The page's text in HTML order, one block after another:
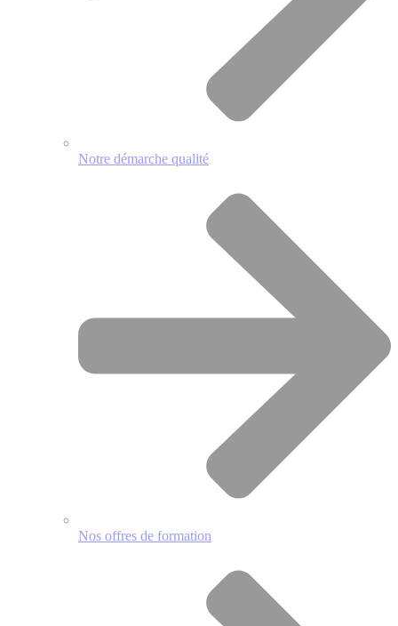
Notre démarche qualité
Nos offres de formation